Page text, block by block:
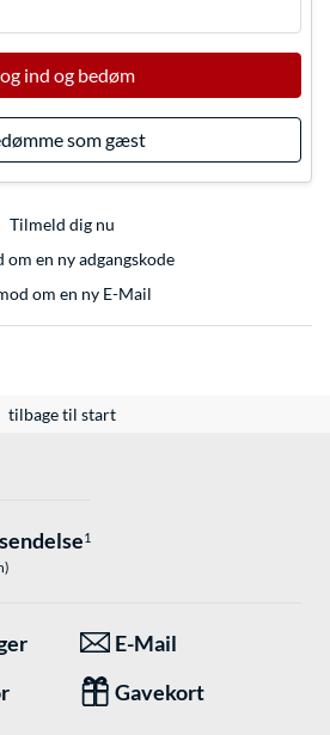
ind og bedøm
som gæst
Tilmeld dig nu
om en ny adgangskode
om en ny E-Mail
tilbage til start
1
E-Mail
Gavekort